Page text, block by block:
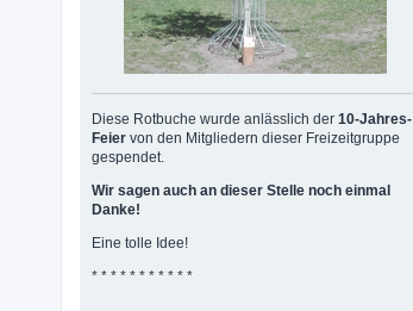
Diese Rotbuche wurde anlässlich der10-Jahres-
Feier von den Mitgliedern dieser Freizeitgruppe
gespendet.
Wir sagen auch an dieser Stelle noch einmal
Danke!
Eine tolle Idee!
* * * * * * * * * * *